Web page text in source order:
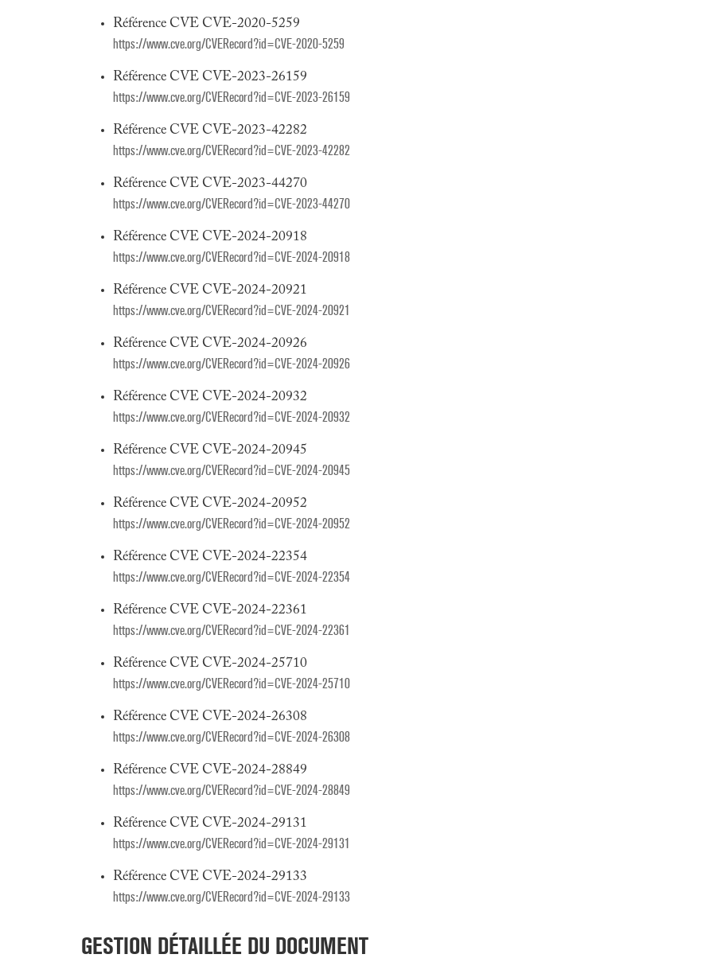
Référence CVE CVE-2020-5259
https://www.cve.org/CVERecord?id=CVE-2020-5259
Référence CVE CVE-2023-26159
https://www.cve.org/CVERecord?id=CVE-2023-26159
Référence CVE CVE-2023-42282
https://www.cve.org/CVERecord?id=CVE-2023-42282
Référence CVE CVE-2023-44270
https://www.cve.org/CVERecord?id=CVE-2023-44270
Référence CVE CVE-2024-20918
https://www.cve.org/CVERecord?id=CVE-2024-20918
Référence CVE CVE-2024-20921
https://www.cve.org/CVERecord?id=CVE-2024-20921
Référence CVE CVE-2024-20926
https://www.cve.org/CVERecord?id=CVE-2024-20926
Référence CVE CVE-2024-20932
https://www.cve.org/CVERecord?id=CVE-2024-20932
Référence CVE CVE-2024-20945
https://www.cve.org/CVERecord?id=CVE-2024-20945
Référence CVE CVE-2024-20952
https://www.cve.org/CVERecord?id=CVE-2024-20952
Référence CVE CVE-2024-22354
https://www.cve.org/CVERecord?id=CVE-2024-22354
Référence CVE CVE-2024-22361
https://www.cve.org/CVERecord?id=CVE-2024-22361
Référence CVE CVE-2024-25710
https://www.cve.org/CVERecord?id=CVE-2024-25710
Référence CVE CVE-2024-26308
https://www.cve.org/CVERecord?id=CVE-2024-26308
Référence CVE CVE-2024-28849
https://www.cve.org/CVERecord?id=CVE-2024-28849
Référence CVE CVE-2024-29131
https://www.cve.org/CVERecord?id=CVE-2024-29131
Référence CVE CVE-2024-29133
https://www.cve.org/CVERecord?id=CVE-2024-29133
GESTION DÉTAILLÉE DU DOCUMENT